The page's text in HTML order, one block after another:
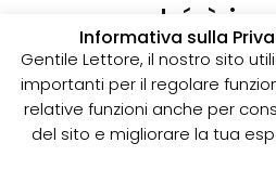
perché è
I pozzi neri sono delle
per la raccolta delle
soprattutto in zone dove
sistema di smaltimento
spurgo dei pozzi neri è
Informativa sulla
Gentile Lettore, il nostro sito
importanti per il regolare
relative funzioni anche per
del sito e migliorare la tua